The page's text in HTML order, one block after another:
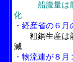
船腹量は
化
・経産省の６
粗鋼生産は
減
・物流連が８